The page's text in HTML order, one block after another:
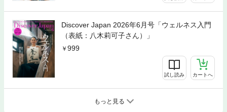
Discover Japan 2026年6月号「ウェルネス入門
（表紙：八木莉可子さん）」
999
試し読み カートへ
もっと見る